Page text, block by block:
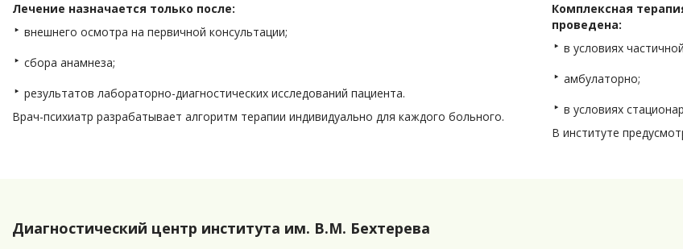
Лечение назначается только после:
внешнего осмотра на первичной консультации;
сбора анамнеза;
результатов лабораторно-диагностических исследований пациента.
Врач-психиатр разрабатывает алгоритм терапии индивидуально для каждого больного.
Комплексная
проведена:
в условиях
амбулаторно;
в условиях
В институте
Диагностический центр института им. В.М. Бехтерева